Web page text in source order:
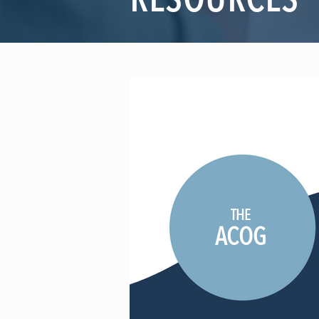
THE
ACOG